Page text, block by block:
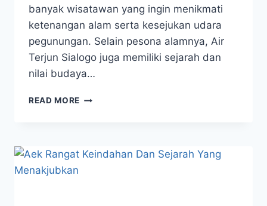
banyak wisatawan yang ingin menikmati
ketenangan alam serta kesejukan udara
pegunungan. Selain pesona alamnya, Air
Terjun Sialogo juga memiliki sejarah dan
nilai budaya…
READ MORE AIR
ALAM
DAN